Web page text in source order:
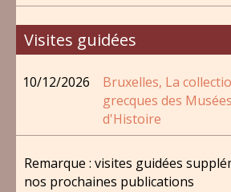
Visites guidées
10/12/2026
Bruxelles, La
grecques des
d'Histoire
Remarque : visites guidées
nos prochaines publications